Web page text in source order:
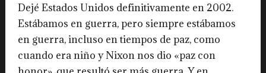
Dejé Estados Unidos definitivamente en 2002.
Estábamos en guerra, pero siempre estábamos
en guerra, incluso en tiempos de paz, como
cuando era niño y Nixon nos dio «paz con